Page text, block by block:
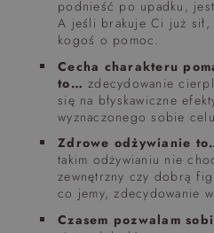
podnieść po upadku,
A jeśli brakuje Ci już
kogoś o pomoc.
Cecha charakteru
to… zdecydowanie
się na błyskawiczne
wyznaczonego sobie
Zdrowe odżywianie
takim odżywianiu nie
zewnętrzny czy dobrą
co jemy, zdecydowanie
Czasem pozwalam